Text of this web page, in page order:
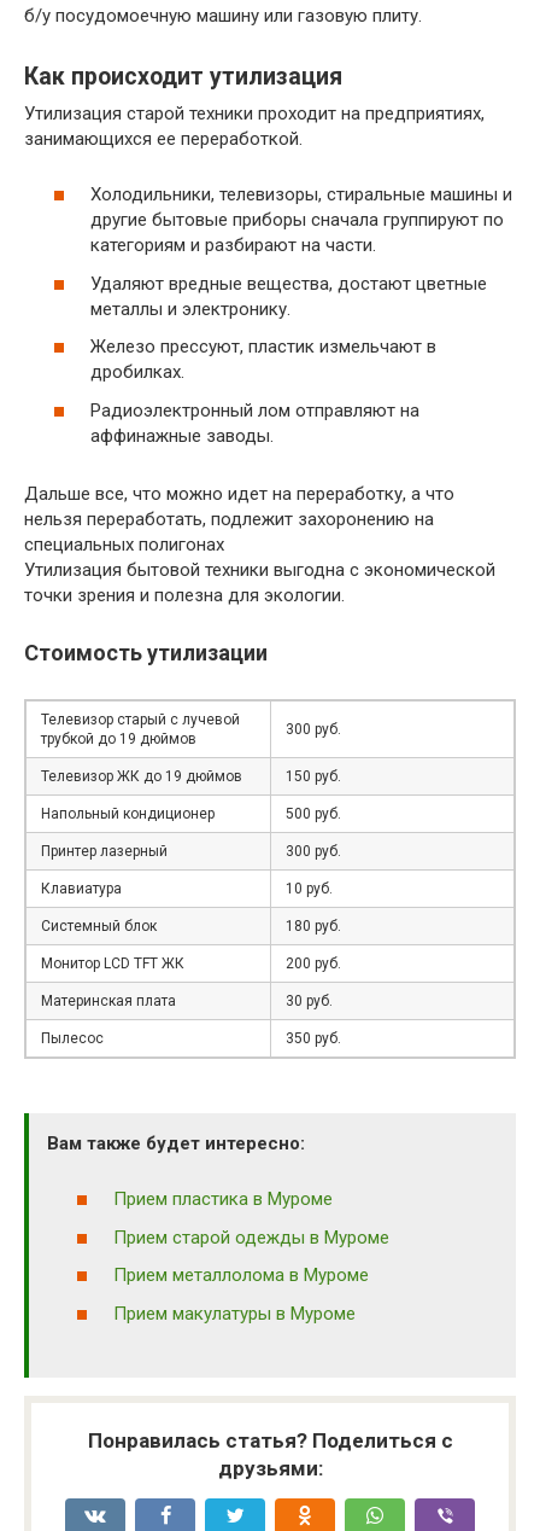
б/у посудомоечную машину или газовую плиту.
Как происходит утилизация
Утилизация старой техники проходит на предприятиях,
занимающихся ее переработкой.
Холодильники, телевизоры, стиральные машины и
другие бытовые приборы сначала группируют по
категориям и разбирают на части.
Удаляют вредные вещества, достают цветные
металлы и электронику.
Железо прессуют, пластик измельчают в
дробилках.
Радиоэлектронный лом отправляют на
аффинажные заводы.
Дальше все, что можно идет на переработку, а что
нельзя переработать, подлежит захоронению на
специальных полигонах
Утилизация бытовой техники выгодна с экономической
точки зрения и полезна для экологии.
Стоимость утилизации
Телевизор старый с лучевой
трубкой до 19 дюймов
300 руб.
Телевизор ЖК до 19 дюймов 150 руб.
Напольный кондиционер 500 руб.
Принтер лазерный 300 руб.
Клавиатура 10 руб.
Системный блок 180 руб.
Монитор LCD TFT ЖК 200 руб.
Материнская плата 30 руб.
Пылесос 350 руб.
Вам также будет интересно:
Прием пластика в Муроме
Прием старой одежды в Муроме
Прием металлолома в Муроме
Прием макулатуры в Муроме
Понравилась статья? Поделиться с
друзьями: